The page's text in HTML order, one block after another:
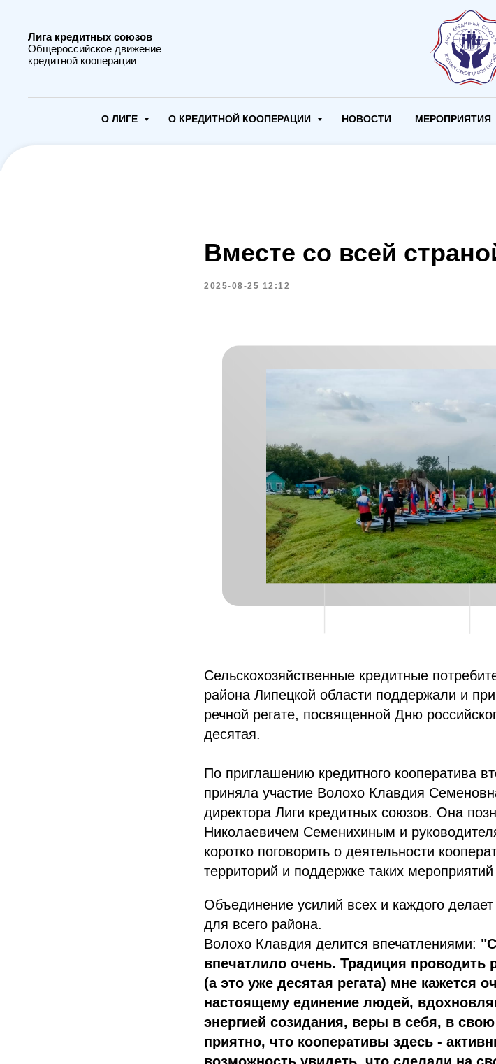
Лига кредитных союзов
Общероссийское движение
кредитной кооперации
О ЛИГЕ О КРЕДИТНОЙ КООПЕРАЦИИ НОВОСТИ МЕРОПРИЯТИЯ
Вместе со всей
2025-08-25 12:12
Сельскохозяйственные кредитные
района Липецкой области поддержали и
речной регате, посвященной Дню
десятая.
По приглашению кредитного кооператива
приняла участие Волохо Клавдия
директора Лиги кредитных союзов. Она
Николаевичем Семенихиным и
коротко поговорить о деятельности
территорий и поддержке таких мероприятий
Объединение усилий всех и каждого
для всего района.
Волохо Клавдия делится впечатлениями:
впечатлило очень. Традиция проводить
(а это уже десятая регата) мне кажется
настоящему единение людей,
энергией созидания, веры в себя, в
приятно, что кооперативы здесь -